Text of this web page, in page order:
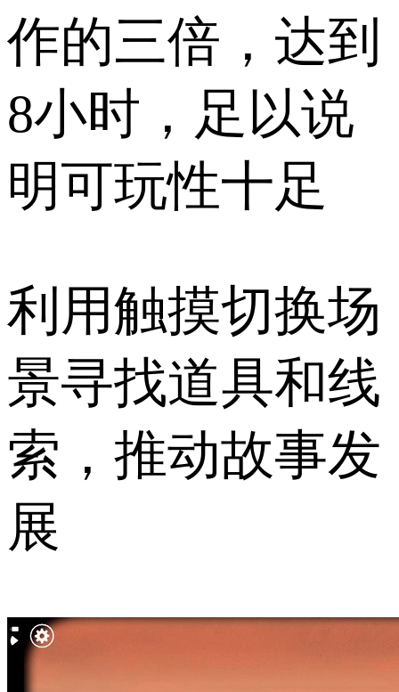
作的三倍，达到
8小时，足以说
明可玩性十足
利用触摸切换场
景寻找道具和线
索，推动故事发
展